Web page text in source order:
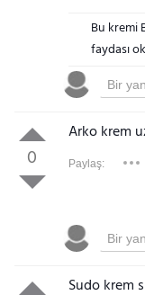
Bu kremi
faydası
0
Arko krem
Paylaş:
Sudo krem